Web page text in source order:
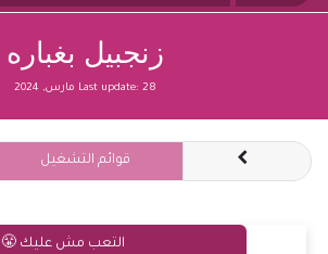
زنجبيل بغباره
Last update: 28 مارس, 2024
قوائم التشغيل
التعب مش عليك 😤